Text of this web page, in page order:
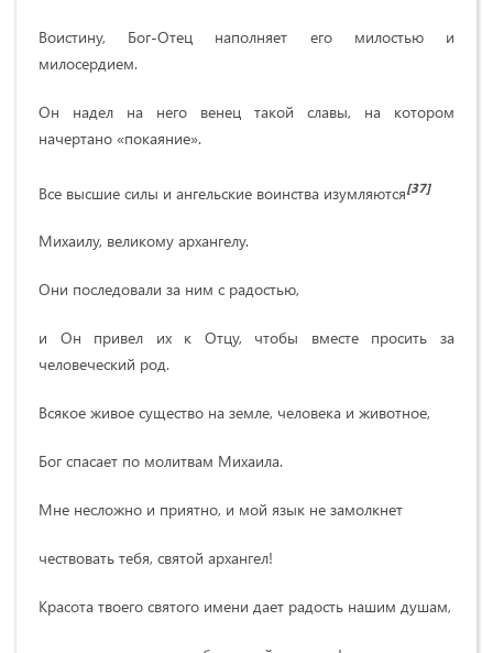
Воистину, Бог-Отец наполняет его милостью и
милосердием.
Он надел на него венец такой славы, на котором
начертано «покаяние».
Все высшие силы и ангельские воинства изумляются[37]
Михаилу, великому архангелу.
Они последовали за ним с радостью,
и Он привел их к Отцу, чтобы вместе просить за
человеческий род.
Всякое живое существо на земле, человека и животное,
Бог спасает по молитвам Михаила.
Мне несложно и приятно, и мой язык не замолкнет
чествовать тебя, святой архангел!
Красота твоего святого имени дает радость нашим душам,